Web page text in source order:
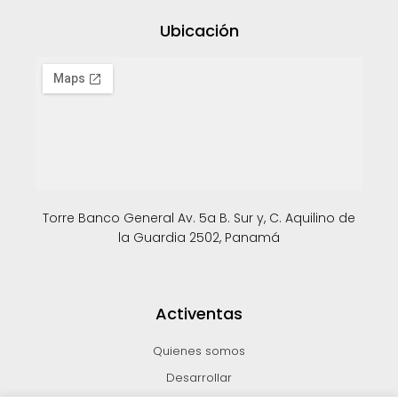
Ubicación
Torre Banco General Av. 5a B. Sur y, C. Aquilino de
la Guardia 2502, Panamá
Activentas
Quienes somos
Desarrollar